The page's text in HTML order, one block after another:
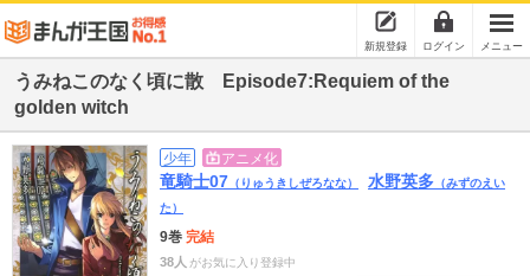
新規登録 ログイン メニュー
うみねこのなく頃に散 Episode7:Requiem of the
golden witch
少年 アニメ化
竜騎士07 （りゅうきしぜろなな） 水野英多 （みずのえい
た）
9巻 完結
38人 がお気に入り登録中